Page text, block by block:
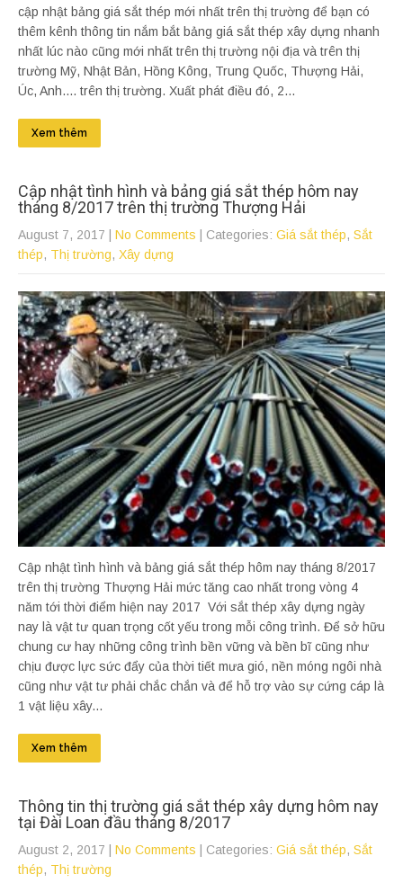
cập nhật bảng giá sắt thép mới nhất trên thị trường để bạn có
thêm kênh thông tin nắm bắt bảng giá sắt thép xây dựng nhanh
nhất lúc nào cũng mới nhất trên thị trường nội địa và trên thị
trường Mỹ, Nhật Bản, Hồng Kông, Trung Quốc, Thượng Hải,
Úc, Anh.... trên thị trường. Xuất phát điều đó, 2...
Xem thêm
Cập nhật tình hình và bảng giá sắt thép hôm nay
tháng 8/2017 trên thị trường Thượng Hải
August 7, 2017 No Comments | Categories: Giá sắt thép, Sắt
thép, Thị trường, Xây dựng
Cập nhật tình hình và bảng giá sắt thép hôm nay tháng 8/2017
trên thị trường Thượng Hải mức tăng cao nhất trong vòng 4
năm tới thời điểm hiện nay 2017 Với sắt thép xây dựng ngày
nay là vật tư quan trọng cốt yếu trong mỗi công trình. Để sở hữu
chung cư hay những công trình bền vững và bền bĩ cũng như
chịu được lực sức đẩy của thời tiết mưa gió, nền móng ngôi nhà
cũng như vật tư phải chắc chắn và để hỗ trợ vào sự cứng cáp là
1 vật liệu xây...
Xem thêm
Thông tin thị trường giá sắt thép xây dựng hôm nay
tại Đài Loan đầu tháng 8/2017
August 2, 2017 No Comments | Categories: Giá sắt thép, Sắt
thép, Thị trường